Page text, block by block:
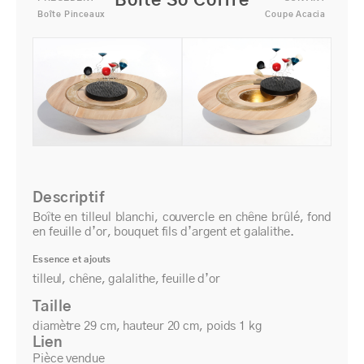
Boîte Pinceaux Coupe Acacia
Descriptif
Boîte en tilleul blanchi, couvercle en chêne brûlé, fond
en feuille d’or, bouquet fils d’argent et galalithe.
Essence et ajouts
tilleul, chêne, galalithe, feuille d’or
Taille
diamètre 29 cm, hauteur 20 cm, poids 1 kg
Lien
Pièce vendue